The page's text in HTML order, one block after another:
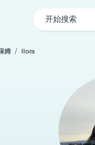
开始搜索
姆 Ilora